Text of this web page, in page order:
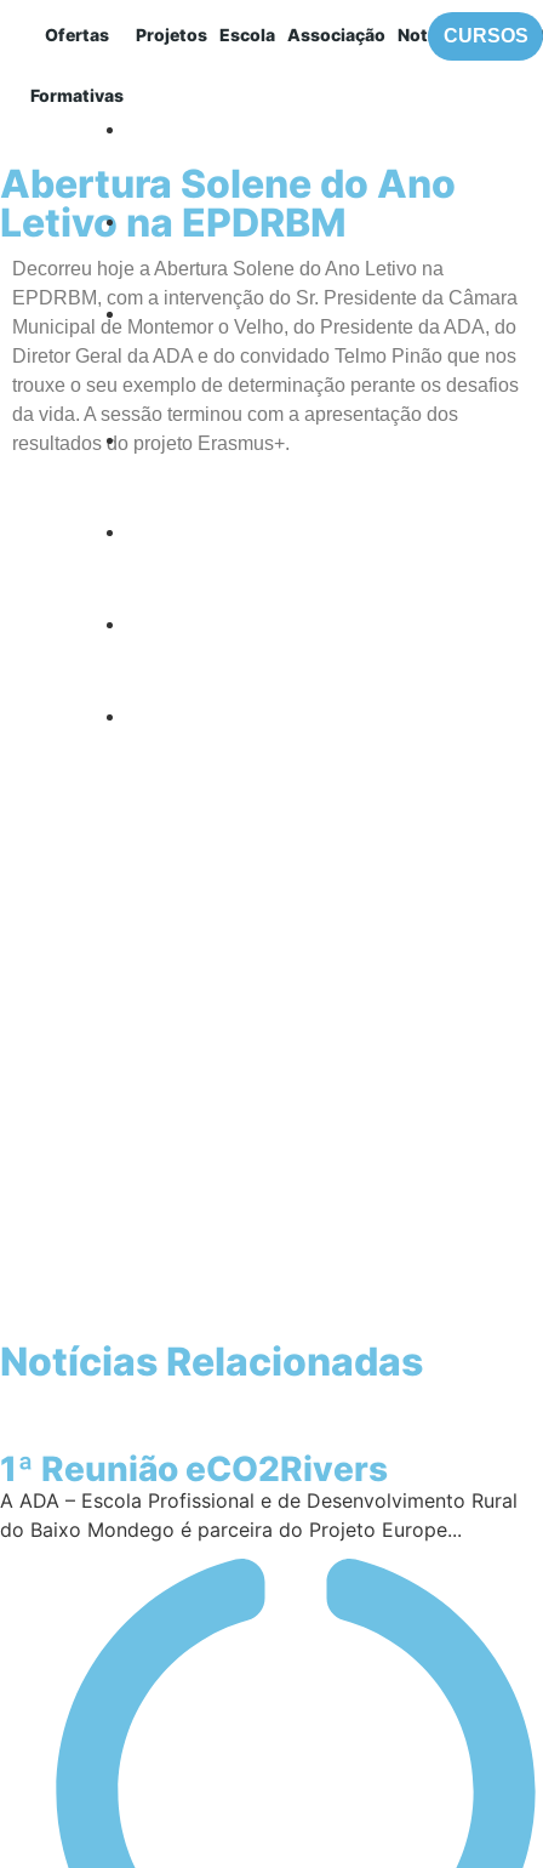
Ofertas
Formativas
Projetos Escola Associação NotíciasCURSOS
ADA,EPDRBM
Abertura Solene do Ano
Letivo na EPDRBM
Decorreu hoje a Abertura Solene do Ano Letivo na
EPDRBM, com a intervenção do Sr. Presidente da Câmara
Municipal de Montemor o Velho, do Presidente da ADA, do
Diretor Geral da ADA e do convidado Telmo Pinão que nos
trouxe o seu exemplo de determinação perante os desafios
da vida. A sessão terminou com a apresentação dos
resultados do projeto Erasmus+.
Notícias Relacionadas
1ª Reunião eCO2Rivers
A ADA – Escola Profissional e de Desenvolvimento Rural
do Baixo Mondego é parceira do Projeto Europe...